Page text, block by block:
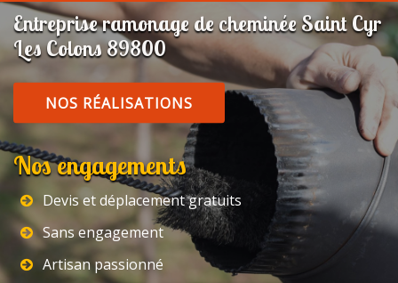
Entreprise ramonage de cheminée Saint Cyr
Les Colons 89800
NOS RÉALISATIONS
Nos engagements
Devis et déplacement gratuits
Sans engagement
Artisan passionné